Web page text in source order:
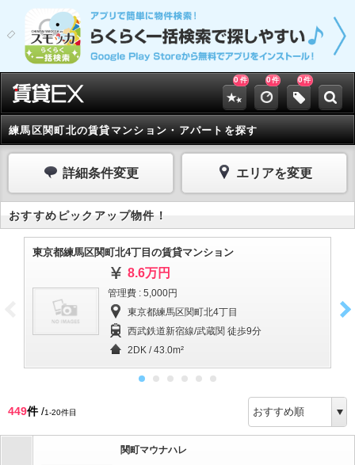
0 件 0件 0件
練馬区関町北の賃貸マンション・アパートを探す
詳細条件変更 エリアを変更
おすすめピックアップ物件！
東京都練馬区関町北4丁目の賃貸マンション
8.6万円
管理費 : 5,000円
東京都練馬区関町北4丁目
西武鉄道新宿線/武蔵関 徒歩9分
2DK / 43.0m²
449件/1-20件目
関町マウナハレ